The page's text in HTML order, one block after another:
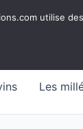
Les
utilise